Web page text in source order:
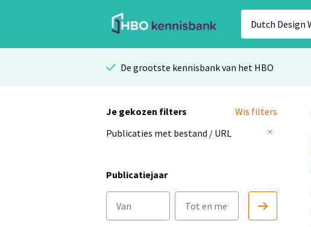
De grootste kennisbank van het HBO
Je gekozen filters
Wis filters
Publicaties met bestand / URL
Publicatiejaar